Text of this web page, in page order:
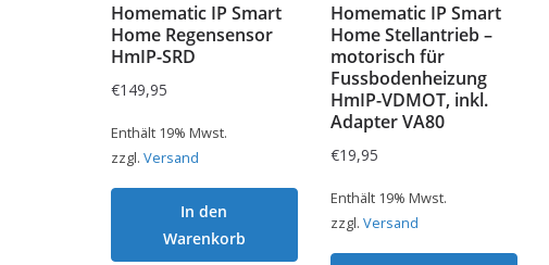
Homematic IP Smart
Home Regensensor
HmIP-SRD
€149,95
Enthält 19% Mwst.
zzgl. Versand
In den
Warenkorb
Homematic IP Smart
Home Stellantrieb –
motorisch für
Fussbodenheizung
HmIP-VDMOT, inkl.
Adapter VA80
€19,95
Enthält 19% Mwst.
zzgl. Versand